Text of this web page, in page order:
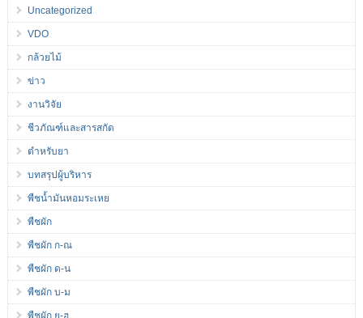
Uncategorized
VDO
กล้วยไม้
ข่าว
งานวิจัย
ชีวภัณฑ์และสารสกัด
ตำหรับยา
บทสรุปผู้บริหาร
พืชน้ำมันหอมระเหย
พืชผัก
พืชผัก ก-ณ
พืชผัก ด-น
พืชผัก บ-ม